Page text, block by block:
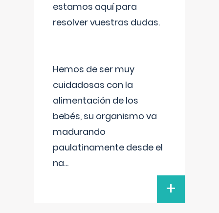
estamos aquí para
resolver vuestras dudas.
Hemos de ser muy
cuidadosas con la
alimentación de los
bebés, su organismo va
madurando
paulatinamente desde el
na...
+